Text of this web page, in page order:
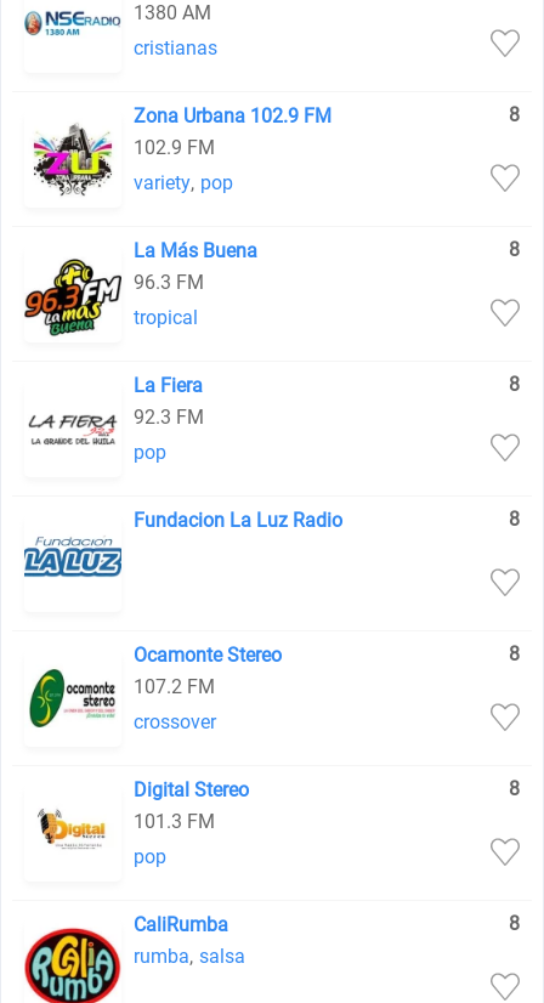
1380 AM
cristianas
Zona Urbana 102.9 FM
8
102.9 FM
variety, pop
La Más Buena
8
96.3 FM
tropical
La Fiera
8
92.3 FM
pop
Fundacion La Luz Radio 8
Ocamonte Stereo
8
107.2 FM
crossover
Digital Stereo
8
101.3 FM
pop
CaliRumba
8
rumba, salsa